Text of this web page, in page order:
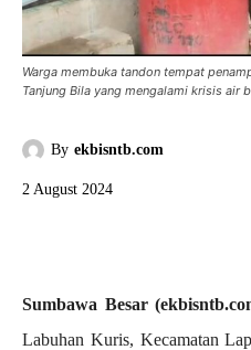
Warga membuka tandon tempat
Tanjung Bila yang mengalami krisis air
By ekbisntb.com
2 August 2024
Sumbawa Besar
Labuhan Kuris, Kecamatan